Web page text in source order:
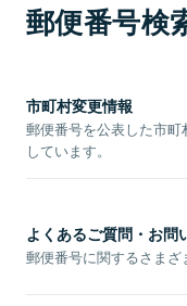
郵便番号検
市町村変更情報
郵便番号を公表した市
しています。
よくあるご質問・お問
郵便番号に関するさまざ